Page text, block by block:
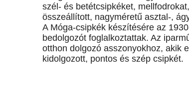
szél- és betétcsipkéket,
összeállított, nagyméretű asztal-,
A Móga-csipkék készítésére az
bedolgozót foglalkoztattak. Az
otthon dolgozó asszonyokhoz, akik
kidolgozott, pontos és szép csipkét.